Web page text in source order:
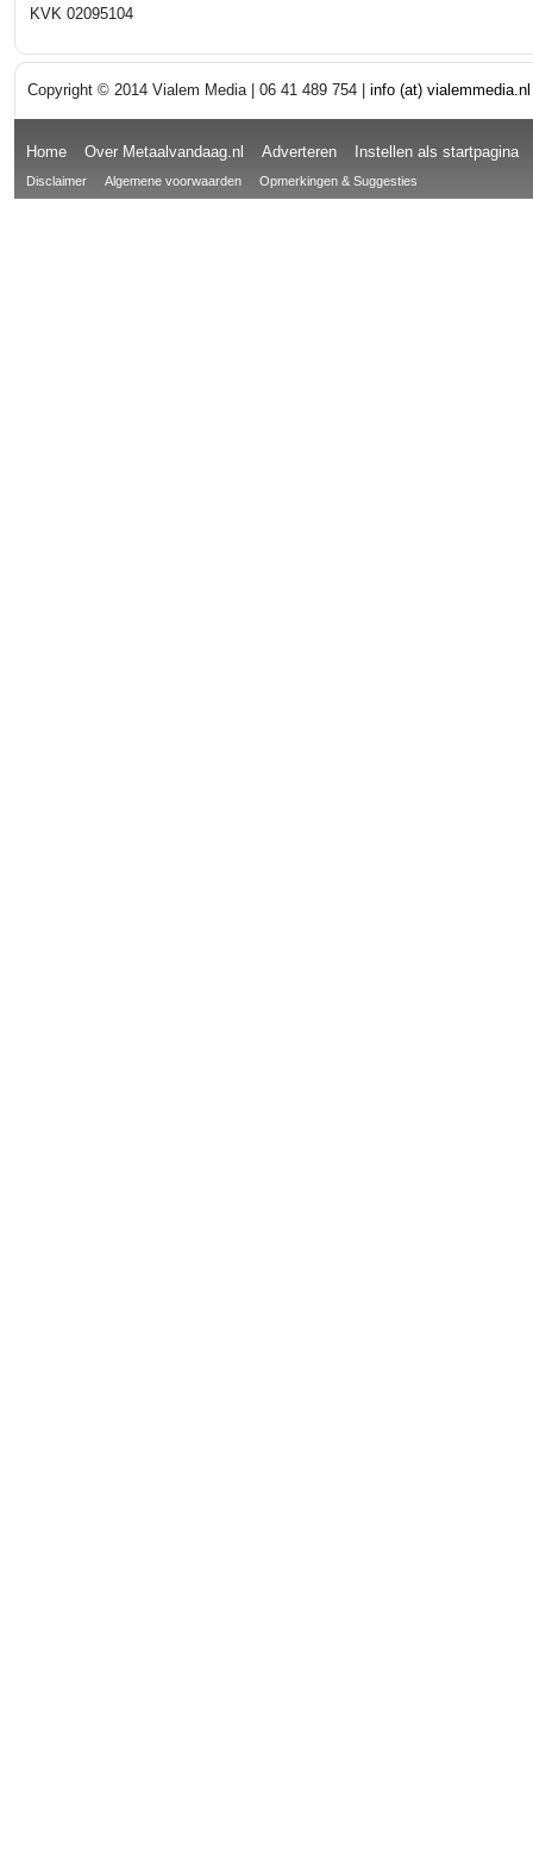
KVK 02095104
Copyright © 2014 Vialem Media | 06 41 489 754 | info (at) vialemmedia.nl
Home Over Metaalvandaag.nl Adverteren Instellen als startpagina
Disclaimer Algemene voorwaarden Opmerkingen & Suggesties